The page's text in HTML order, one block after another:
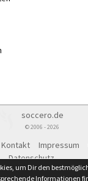
soccero.de
© 2006 - 2026
Kontakt Impressum
Datenschutz
um Dir den
Informationen